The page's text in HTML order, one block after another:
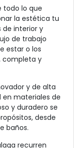
todo lo que
la estética tu
de interior y
de trabajo
estar o los
completa y
y de alta
en materiales de
y duradero se
desde
baños.
recurren